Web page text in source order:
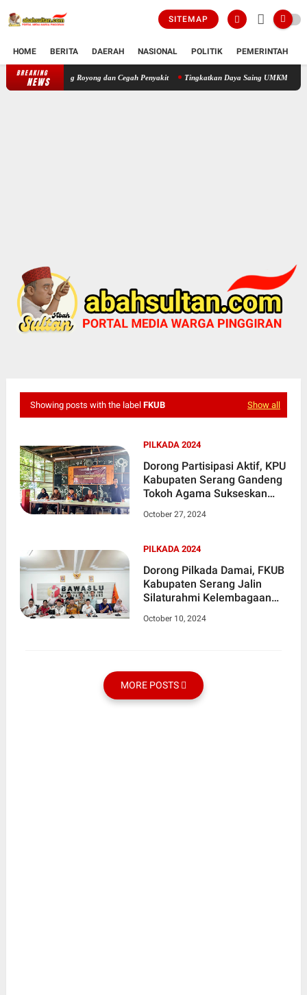
SITEMAP
HOME BERITA DAERAH NASIONAL POLITIK PEMERINTAH
BREAKING
NEWS Desa Kelapian Gelar Jumat Bersih, Perkuat Budaya Gotong Royong dan
Showing posts with the label FKUB Show all
PILKADA 2024
Dorong Partisipasi Aktif, KPU
Kabupaten Serang Gandeng
Tokoh Agama Sukseskan
2024
October 27, 2024
PILKADA 2024
Dorong Pilkada Damai, FKUB
Kabupaten Serang Jalin
Silaturahmi Kelembagaan
October 10, 2024
MORE POSTS